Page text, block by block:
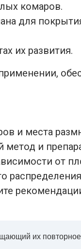
комаров.
для
их развития.
и места
и
от
их